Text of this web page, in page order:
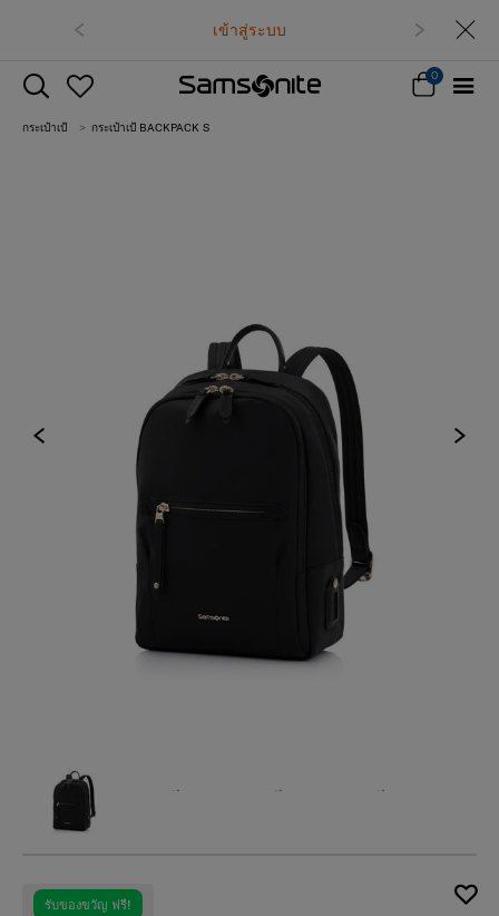
เข้าสู่ระบบ
0
กระเป๋าเป้ กระเป๋าเป้ BACKPACK S
รับของขวัญ ฟรี!